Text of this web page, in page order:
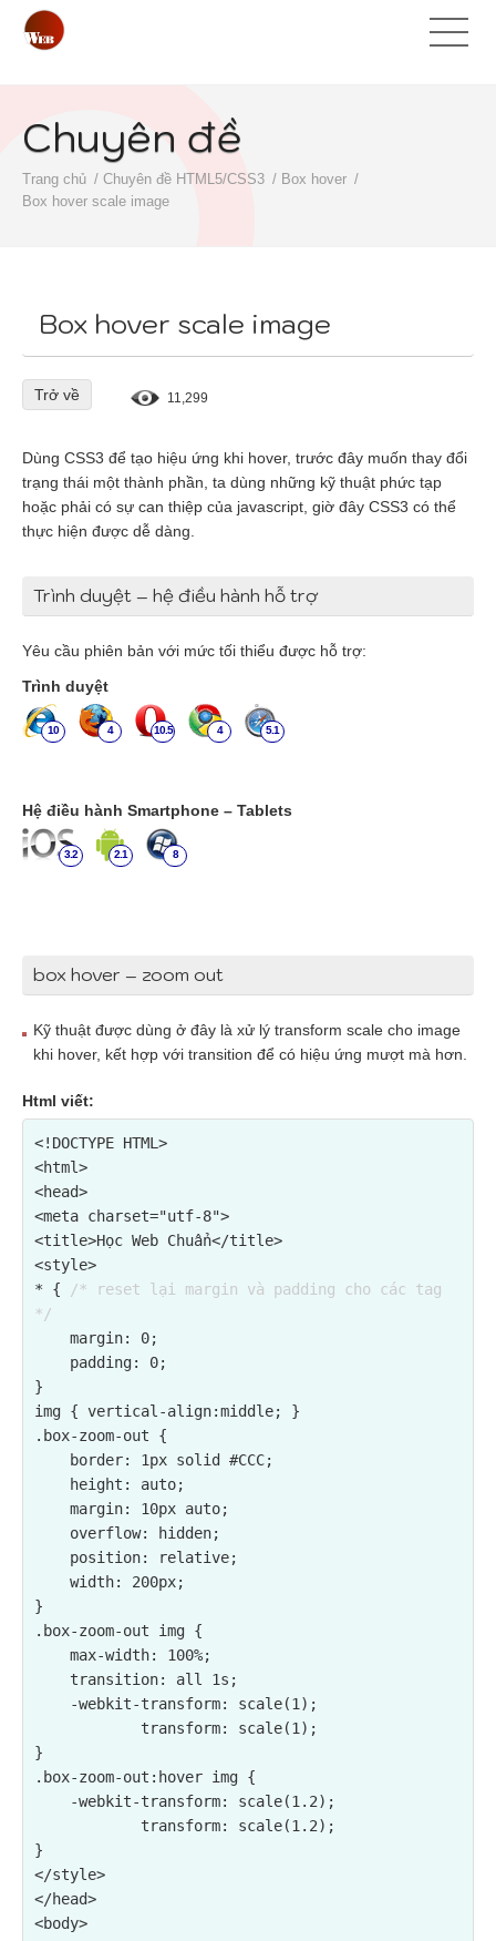
Chuyên đề
Trang chủ Chuyên đề HTML5/CSS3
Box hover
Box hover scale image
Box hover scale image
Trở về 11,299
Dùng CSS3 để tạo hiệu ứng khi hover, trước đây muốn thay đổi
trạng thái một thành phần, ta dùng những kỹ thuật phức tạp
hoặc phải có sự can thiệp của javascript, giờ đây CSS3 có thể
thực hiện được dễ dàng.
Trình duyệt – hệ điều hành hỗ trợ
Yêu cầu phiên bản với mức tối thiểu được hỗ trợ:
Trình duyệt
10 4 10.5 4 5.1
Hệ điều hành Smartphone – Tablets
3.2 2.1 8
box hover – zoom out
Kỹ thuật được dùng ở đây là xử lý transform scale cho image
khi hover, kết hợp với transition để có hiệu ứng mượt mà hơn.
Html viết:
<!DOCTYPE HTML>
<html>
<head>
<meta charset="utf-8">
<title>Học Web Chuẩn</title>
<style>
* {
/* reset lại margin và padding cho các tag
*/
}
img { vertical-align:middle; }
.box-zoom-out {
}
.box-zoom-out img {
}
.box-zoom-out:hover img {
}
</style>
</head>
<body>